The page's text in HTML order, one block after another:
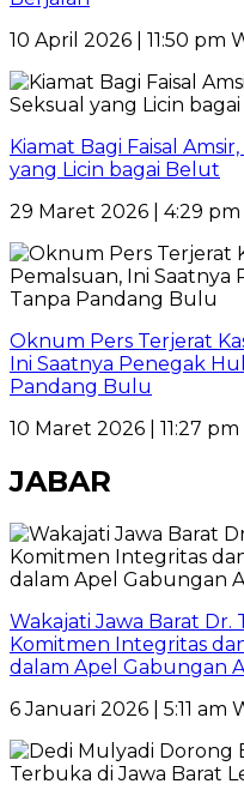
10 April 2026 | 11:50 pm
Kiamat Bagi Faisal
yang Licin bagai Belut
29 Maret 2026 | 4:29
Oknum Pers Terjerat
Ini Saatnya Penegak
Pandang Bulu
10 Maret 2026 | 11:27
JABAR
Wakajati Jawa Barat Dr.
Komitmen Integritas
dalam Apel Gabungan
6 Januari 2026 | 5:11 am